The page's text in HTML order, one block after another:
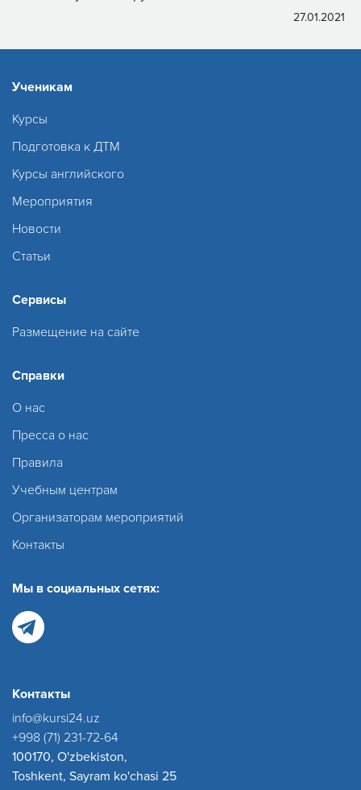
27.01.2021
Ученикам
Курсы
Подготовка к ДТМ
Курсы английского
Мероприятия
Новости
Статьи
Сервисы
Размещение на сайте
Справки
О нас
Пресса о нас
Правила
Учебным центрам
Организаторам мероприятий
Контакты
Мы в социальных сетях:
Контакты
info@kursi24.uz
+998 (71) 231-72-64
100170, O'zbekiston,
Toshkent, Sayram ko'chasi 25